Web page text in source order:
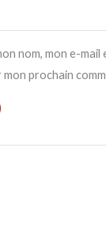
nom, mon e-mail
prochain